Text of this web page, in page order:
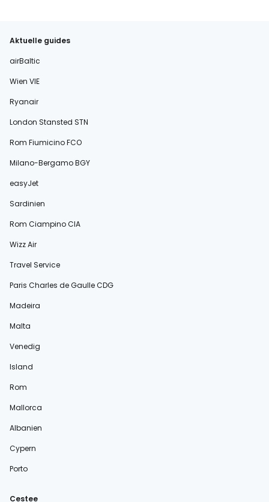
Aktuelle guides
airBaltic
Wien VIE
Ryanair
London Stansted STN
Rom Fiumicino FCO
Milano-Bergamo BGY
easyJet
Sardinien
Rom Ciampino CIA
Wizz Air
Travel Service
Paris Charles de Gaulle CDG
Madeira
Malta
Venedig
Island
Rom
Mallorca
Albanien
Cypern
Porto
Cestee